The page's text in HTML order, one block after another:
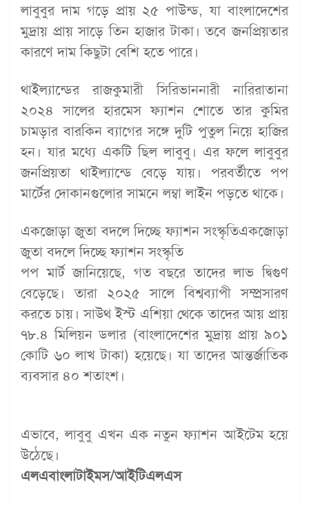
লাবুবুর দাম গড়ে প্রায় ২৫ পাউন্ড, যা বাংলাদেশের
মুদ্রায় প্রায় সাড়ে তিন হাজার টাকা। তবে জনপ্রিয়তার
কারণে দাম কিছুটা বেশি হতে পারে।
থাইল্যান্ডের রাজকুমারী সিরিভাননারী নারিরাতানা
২০২৪ সালের হারমেস ফ্যাশন শোতে তার কুমির
চামড়ার বারকিন ব্যাগের সঙ্গে দুটি পুতুল নিয়ে হাজির
হন। যার মধ্যে একটি ছিল লাবুবু। এর ফলে লাবুবুর
জনপ্রিয়তা থাইল্যান্ডে বেড়ে যায়। পরবর্তীতে পপ
মার্টের দোকানগুলোর সামনে লম্বা লাইন পড়তে থাকে।
একজোড়া জুতা বদলে দিচ্ছে ফ্যাশন সংস্কৃতিএকজোড়া
জুতা বদলে দিচ্ছে ফ্যাশন সংস্কৃতি
পপ মার্ট জানিয়েছে, গত বছরে তাদের লাভ দ্বিগুণ
বেড়েছে। তারা ২০২৫ সালে বিশ্বব্যাপী সম্প্রসারণ
করতে চায়। সাউথ ইস্ট এশিয়া থেকে তাদের আয় প্রায়
৭৮.৪ মিলিয়ন ডলার (বাংলাদেশের মুদ্রায় প্রায় ৯০১
কোটি ৬০ লাখ টাকা) হয়েছে। যা তাদের আন্তর্জাতিক
ব্যবসার ৪০ শতাংশ।
এভাবে, লাবুবু এখন এক নতুন ফ্যাশন আইটেম হয়ে
উঠেছে।
এলএবাংলাটাইমস/আইটিএলএস